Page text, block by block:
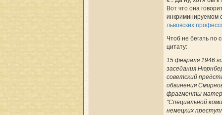
Вот что она
инкриминируемом
львовских
Чтоб не бегать по
цитату:
15 февраля 1946
заседания
советский
обвинения
фрагменты
"Специальной
немецких